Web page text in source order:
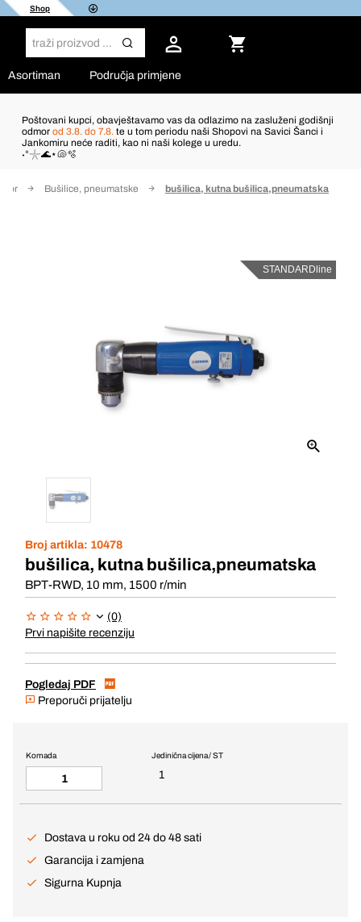
Shop
Asortiman Područja primjene
Poštovani kupci, obavještavamo vas da odlazimo na zasluženi godišnji
odmor od 3.8. do 7.8. te u tom periodu naši Shopovi na Savici Šanci i
Jankomiru neće raditi, kao ni naši kolege u uredu.
˖°𓇼🌊⋆🐚🫧
Bušilice, pneumatske bušilica, kutna bušilica,pneumatska
STANDARDline
Broj artikla: 10478
bušilica, kutna bušilica,pneumatska
BPT-RWD, 10 mm, 1500 r/min
(0)
Prvi napišite recenziju
Pogledaj PDF
Preporuči prijatelju
Jedinična cijena / ST
1
Komada
Dostava u roku od 24 do 48 sati
Garancija i zamjena
Sigurna Kupnja